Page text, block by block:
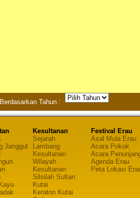
Tahun :
Janggut
Kesultanan
Sejarah
Lambang
Kesultanan
Wilayah
Kesultanan
Silsilah Sultan
Kutai
Keraton Kutai
Festival Erau
Asal Mula Erau
Acara Pokok
Acara
Agenda Erau
Peta Lokasi